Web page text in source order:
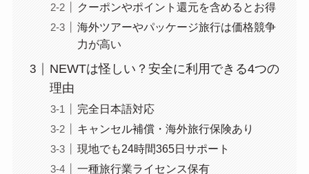
クーポンやポイント還元を含めるとお得
海外ツアーやパッケージ旅行は価格競争
力が高い
NEWTは怪しい？安全に利用できる4つの
理由
完全日本語対応
キャンセル補償・海外旅行保険あり
現地でも24時間365日サポート
一種旅行業ライセンス保有